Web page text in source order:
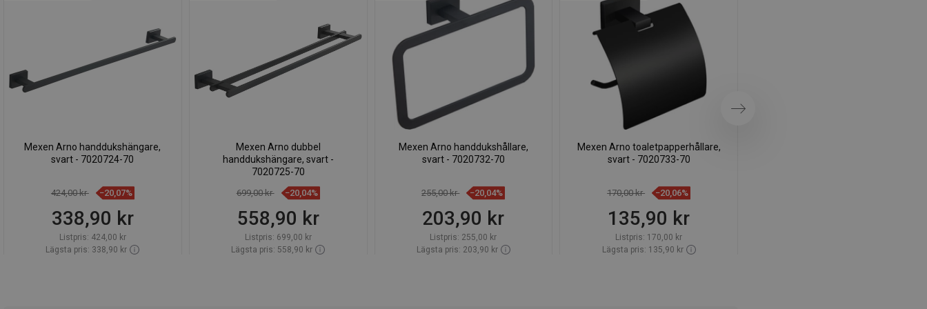
Mexen Arno handdukshängare,
svart - 7020724-70
424,00 kr −20,07%
338,90 kr
Listpris: 424,00 kr
Lägsta pris: 338,90 kr
Mexen Arno dubbel
handdukshängare, svart -
7020725-70
699,00 kr −20,04%
558,90 kr
Listpris: 699,00 kr
Lägsta pris: 558,90 kr
Mexen Arno handdukshållare,
svart - 7020732-70
255,00 kr −20,04%
203,90 kr
Listpris: 255,00 kr
Lägsta pris: 203,90 kr
Mexen Arno toaletpapperhållare,
svart - 7020733-70
170,00 kr −20,06%
135,90 kr
Listpris: 170,00 kr
Lägsta pris: 135,90 kr
Nästa
SWEDISH
FINNISH
PORTUGUESE
CROATIAN